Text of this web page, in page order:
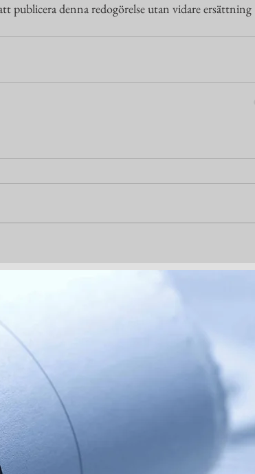
publicera denna redogörelse utan vidare ersättning